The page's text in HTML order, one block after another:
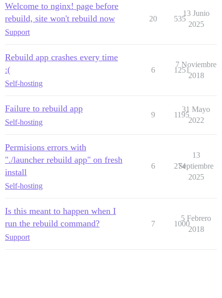
Welcome to nginx! page before
rebuild, site won't rebuild now
Support
20 535
13 Junio
2025
Rebuild app crashes every time
:(
Self-hosting
6 1251
7 Noviembre
2018
Failure to rebuild app
Self-hosting
9 1195
31 Mayo
2022
Permisions errors with
"./launcher rebuild app" on fresh
install
Self-hosting
6 274
13
Septiembre
2025
Is this meant to happen when I
run the rebuild command?
Support
7 1000
5 Febrero
2018